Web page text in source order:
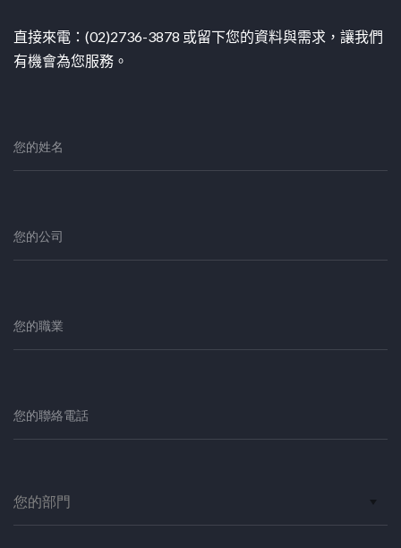
直接來電：(02)2736-3878 或留下您的資料與需求，讓我們
有機會為您服務。